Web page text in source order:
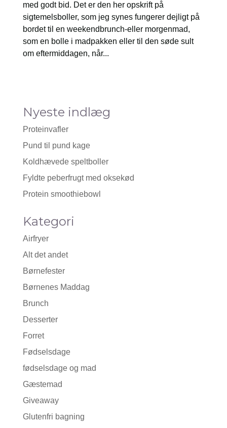
med godt bid. Det er den her opskrift på
sigtemelsboller, som jeg synes fungerer dejligt på
bordet til en weekendbrunch-eller morgenmad,
som en bolle i madpakken eller til den søde sult
om eftermiddagen, når...
Nyeste indlæg
Proteinvafler
Pund til pund kage
Koldhævede speltboller
Fyldte peberfrugt med oksekød
Protein smoothiebowl
Kategori
Airfryer
Alt det andet
Børnefester
Børnenes Maddag
Brunch
Desserter
Forret
Fødselsdage
fødselsdage og mad
Gæstemad
Giveaway
Glutenfri bagning